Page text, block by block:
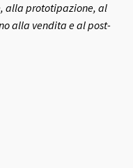
alla prototipazione, al
alla vendita e al post-